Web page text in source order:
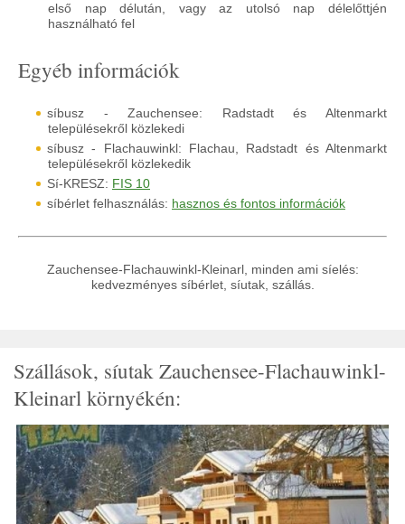
első nap délután, vagy az utolsó nap délelőttjén
használható fel
Egyéb információk
síbusz - Zauchensee: Radstadt és Altenmarkt
településekről közlekedi
síbusz - Flachauwinkl: Flachau, Radstadt és Altenmarkt
településekről közlekedik
Sí-KRESZ: FIS 10
síbérlet felhasználás: hasznos és fontos információk
Zauchensee-Flachauwinkl-Kleinarl, minden ami síelés:
kedvezményes síbérlet, síutak, szállás.
Szállások, síutak Zauchensee-Flachauwinkl-
Kleinarl környékén: